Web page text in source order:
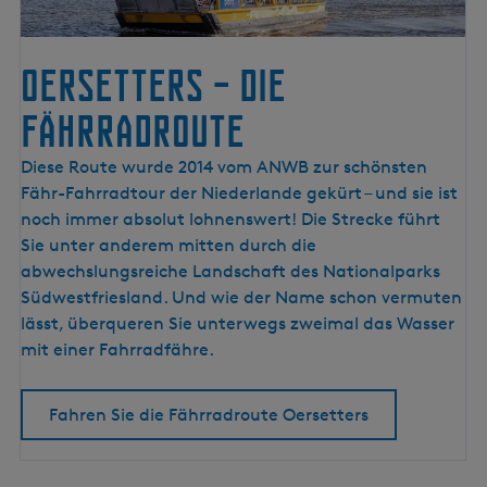
s
e
e
r
k
ü
s
t
e
Oersetters – die
Fährradroute
O
e
r
s
e
t
t
e
Diese Route wurde 2014 vom ANWB zur schönsten
Fähr-Fahrradtour der Niederlande gekürt – und sie ist
noch immer absolut lohnenswert! Die Strecke führt
Sie unter anderem mitten durch die
abwechslungsreiche Landschaft des Nationalparks
Südwestfriesland. Und wie der Name schon vermuten
lässt, überqueren Sie unterwegs zweimal das Wasser
mit einer Fahrradfähre.
Fahren Sie die Fährradroute Oersetters